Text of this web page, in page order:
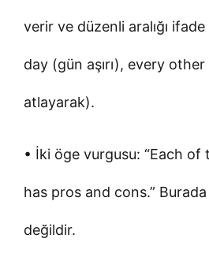
verir ve düzenli aralığı
day (gün aşırı), every
atlayarak).
• İki öge vurgusu: “Each
has pros and cons.”
değildir.